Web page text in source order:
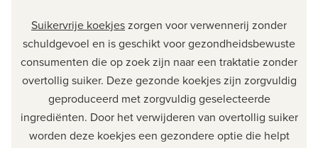
Suikervrije koekjeszorgen voor verwennerij zonder
schuldgevoel en is geschikt voor gezondheidsbewuste
consumenten die op zoek zijn naar een traktatie zonder
overtollig suiker. Deze gezonde koekjes zijn zorgvuldig
geproduceerd met zorgvuldig geselecteerde
ingrediënten. Door het verwijderen van overtollig suiker
worden deze koekjes een gezondere optie die helpt